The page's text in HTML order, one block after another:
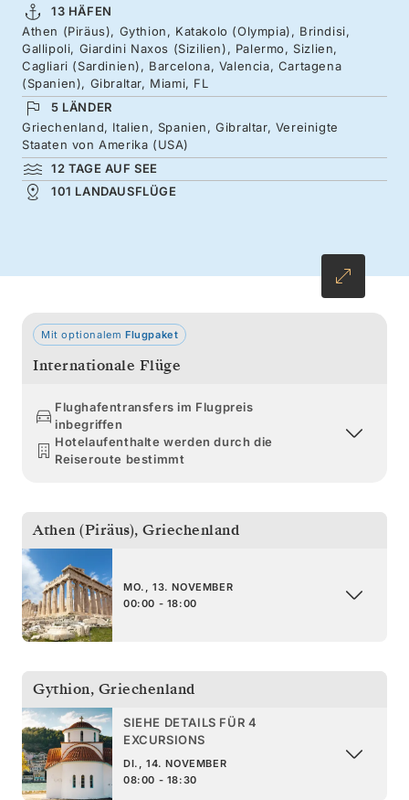
empfängt. Lassen Sie sich von der Küche, der
Kultur und den antiken Ruinen Kataloniens
und Spaniens inspirieren, bevor Sie die von
Burgen und Kirchen gesäumten Küsten des
Ionischen Meeres in Süditalien entdecken. Die
Geschichte und Mythologie Griechenlands –
vom antiken Hafen Spartas bis zur
Geburtsstätte der Olympischen Spiele –
13 HÄFEN
Athen (Piräus), Gythion, Katakolo (Olympia), Brindisi,
Gallipoli, Giardini Naxos (Sizilien), Palermo, Sizlien,
Cagliari (Sardinien), Barcelona, Valencia, Cartagena
(Spanien), Gibraltar, Miami, FL
5 LÄNDER
Griechenland, Italien, Spanien, Gibraltar, Vereinigte
Staaten von Amerika (USA)
12 TAGE AUF SEE
101 LANDAUSFLÜGE
Mit optionalem Flugpaket
Internationale Flüge
Flughafentransfers im Flugpreis
inbegriffen
Hotelaufenthalte werden durch die
Reiseroute bestimmt
Athen (Piräus), Griechenland
MO., 13. NOVEMBER
00:00 - 18:00
Gythion, Griechenland
SIEHE DETAILS FÜR 4
EXCURSIONS
DI., 14. NOVEMBER
08:00 - 18:30